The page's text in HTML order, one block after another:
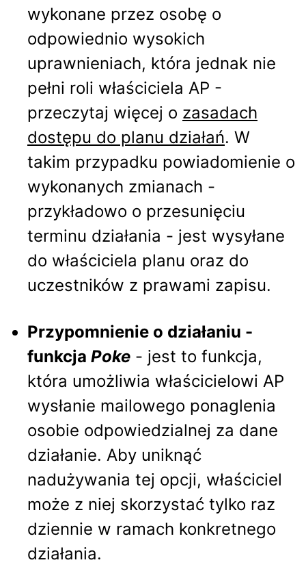
wykonane przez osobę o
odpowiednio wysokich
uprawnieniach, która jednak nie
pełni roli właściciela AP -
przeczytaj więcej o zasadach
dostępu do planu działań. W
takim przypadku powiadomienie o
wykonanych zmianach -
przykładowo o przesunięciu
terminu działania - jest wysyłane
do właściciela planu oraz do
uczestników z prawami zapisu.
Przypomnienie o działaniu -
funkcja Poke - jest to funkcja,
która umożliwia właścicielowi AP
wysłanie mailowego ponaglenia
osobie odpowiedzialnej za dane
działanie. Aby uniknąć
nadużywania tej opcji, właściciel
może z niej skorzystać tylko raz
dziennie w ramach konkretnego
działania.